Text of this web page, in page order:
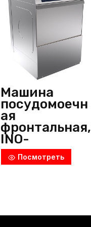
Машина
посудомоечн
ая
фронтальная,
INO-
BYM052T,
Inoksan
Посмотреть